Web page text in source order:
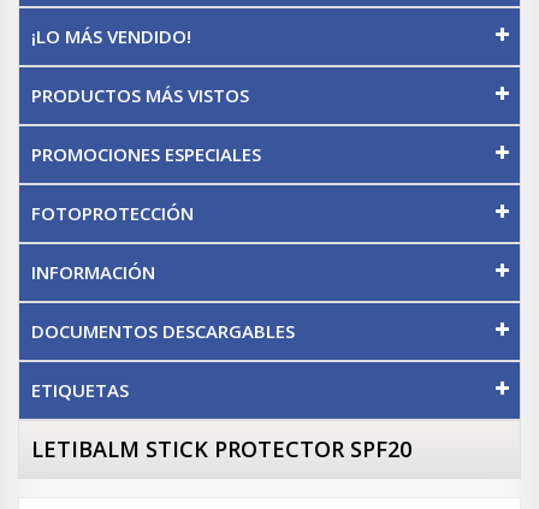
¡LO MÁS VENDIDO!
PRODUCTOS MÁS VISTOS
PROMOCIONES ESPECIALES
FOTOPROTECCIÓN
INFORMACIÓN
DOCUMENTOS DESCARGABLES
ETIQUETAS
LETIBALM STICK PROTECTOR SPF20